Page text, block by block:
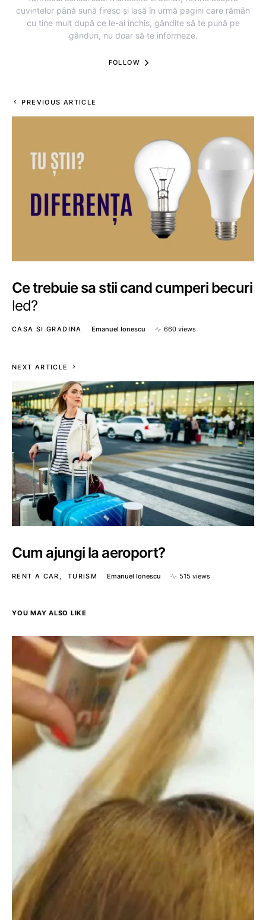
cuvintelor până sună firesc și lasă în urmă pagini care rămân
cu tine mult după ce le-ai închis, gândite să te pună pe
gânduri, nu doar să te informeze.
FOLLOW
PREVIOUS ARTICLE
Ce trebuie sa stii cand cumperi becuri
led?
CASA SI GRADINA Emanuel Ionescu 660 views
NEXT ARTICLE
Cum ajungi la aeroport?
RENT A CAR TURISM Emanuel Ionescu 515 views
YOU MAY ALSO LIKE